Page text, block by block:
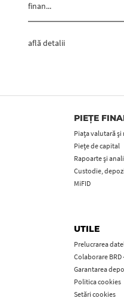
finan...
află detalii
PIEȚE
Piața valutară
Piețe de capital
Rapoarte și
Custodie,
MiFID
UTILE
Prelucrarea
Colaborare
Garantarea
Politica cookies
Setări cookies